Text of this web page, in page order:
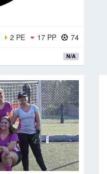
74
17 PP
2 PE
N/A